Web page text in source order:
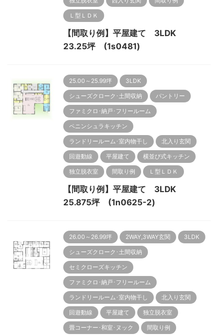
Ｌ型ＬＤＫ
【間取り例】平屋建て 3LDK
23.25坪 (1s0481)
25.00～25.99坪 3LDK
シューズクローク･土間収納 パントリー
ファミクロ･納戸･フリールーム
ペニンシュラキッチン
ランドリールーム･室内物干し 北入り玄関
回遊動線 平屋建て 横並び式キッチン
独立脱衣室 間取り例 Ｌ型ＬＤＫ
【間取り例】平屋建て 3LDK
25.875坪 (1n0625-2)
26.00～26.99坪 2WAY,3WAY玄関 3LDK
シューズクローク･土間収納
セミクローズキッチン
ファミクロ･納戸･フリールーム
ランドリールーム･室内物干し 北入り玄関
回遊動線 平屋建て 独立脱衣室
畳コーナー･和室･ヌック 間取り例